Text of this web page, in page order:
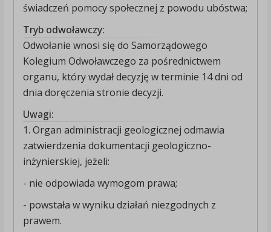
świadczeń pomocy społecznej z powodu ubóstwa;
Tryb odwoławczy:
Odwołanie wnosi się do Samorządowego
Kolegium Odwoławczego za pośrednictwem
organu, który wydał decyzję w terminie 14 dni od
dnia doręczenia stronie decyzji.
Uwagi:
1. Organ administracji geologicznej odmawia
zatwierdzenia dokumentacji geologiczno-
inżynierskiej, jeżeli:
- nie odpowiada wymogom prawa;
- powstała w wyniku działań niezgodnych z
prawem.